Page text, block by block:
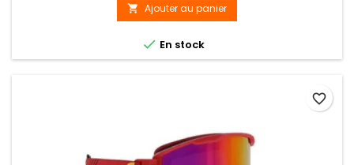
 Ajouter au panier
 En stock
favorite_border